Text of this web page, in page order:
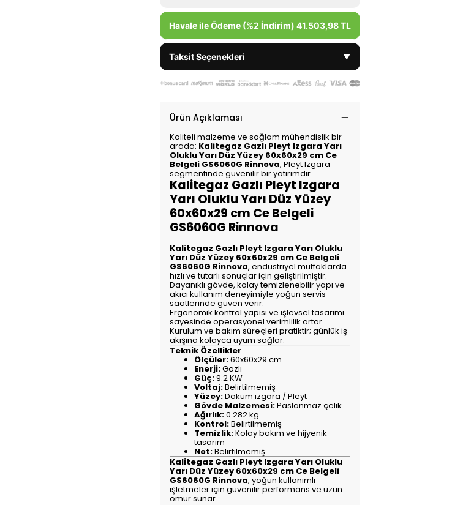
Havale ile Ödeme (%2 İndirim) 41.503,98 TL
Taksit Seçenekleri ▼
Ürün Açıklaması
Kaliteli malzeme ve sağlam mühendislik bir
arada: Kalitegaz Gazlı Pleyt Izgara Yarı
Oluklu Yarı Düz Yüzey 60x60x29 cm Ce
Belgeli GS6060G Rinnova, Pleyt Izgara
segmentinde güvenilir bir yatırımdır.
Kalitegaz Gazlı Pleyt Izgara
Yarı Oluklu Yarı Düz Yüzey
60x60x29 cm Ce Belgeli
GS6060G Rinnova
Kalitegaz Gazlı Pleyt Izgara Yarı Oluklu
Yarı Düz Yüzey 60x60x29 cm Ce Belgeli
GS6060G Rinnova, endüstriyel mutfaklarda
hızlı ve tutarlı sonuçlar için geliştirilmiştir.
Dayanıklı gövde, kolay temizlenebilir yapı ve
akıcı kullanım deneyimiyle yoğun servis
saatlerinde güven verir.
Ergonomik kontrol yapısı ve işlevsel tasarımı
sayesinde operasyonel verimlilik artar.
Kurulum ve bakım süreçleri pratiktir; günlük iş
akışına kolayca uyum sağlar.
Teknik Özellikler
Ölçüler:60x60x29 cm
Enerji:Gazlı
Güç:9.2 KW
Voltaj:Belirtilmemiş
Yüzey:Döküm ızgara / Pleyt
Gövde Malzemesi:Paslanmaz çelik
Ağırlık:0.282 kg
Kontrol:Belirtilmemiş
Temizlik:Kolay bakım ve hijyenik
tasarım
Not:Belirtilmemiş
Kalitegaz Gazlı Pleyt Izgara Yarı Oluklu
Yarı Düz Yüzey 60x60x29 cm Ce Belgeli
GS6060G Rinnova, yoğun kullanımlı
işletmeler için güvenilir performans ve uzun
ömür sunar.